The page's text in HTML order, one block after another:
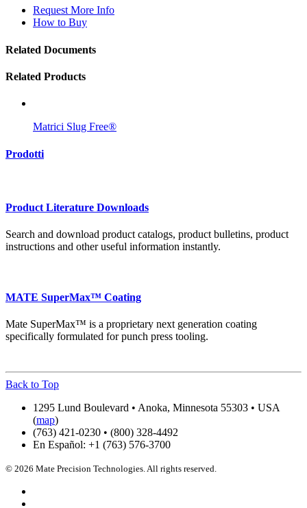
Request More Info
How to Buy
Related Documents
Related Products
Matrici Slug Free®
Prodotti
Product Literature Downloads
Search and download product catalogs, product bulletins, product
instructions and other useful information instantly.
MATE SuperMax™ Coating
Mate SuperMax™ is a proprietary next generation coating
specifically formulated for punch press tooling.
Back to Top
1295 Lund Boulevard • Anoka, Minnesota 55303 • USA
(map)
(763) 421-0230 • (800) 328-4492
En Español: +1 (763) 576-3700
© 2026 Mate Precision Technologies. All rights reserved.